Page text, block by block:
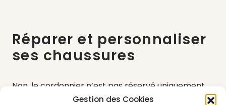
Gestion des Cookies
Réparer et personnaliser
ses chaussures
Non, le cordonnier n’est pas réservé uniquement
aux mocassins et aux escarpins. Pour sortir du